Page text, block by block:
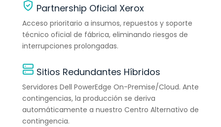
Partnership Oficial Xerox
Acceso prioritario a insumos, repuestos y soporte
técnico oficial de fábrica, eliminando riesgos de
interrupciones prolongadas.
Sitios Redundantes Híbridos
Servidores Dell PowerEdge On-Premise/Cloud. Ante
contingencias, la producción se deriva
automáticamente a nuestro Centro Alternativo de
contingencia.